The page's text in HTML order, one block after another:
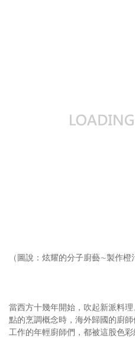
（圖說：炫耀的分子廚藝∼製作橙
當西方十幾年開始，吹起新派料
點的烹調概念時，海外歸國的廚
工作的年輕廚師們，都被這股色